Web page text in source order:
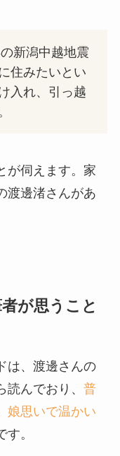
新潟中越地震
住みたいとい
入れ、引っ越
が伺えます。家
渡邊渚さんがあ
が思うこと
は、渡邊さんの
んでおり、 普
娘思いで温かい
。